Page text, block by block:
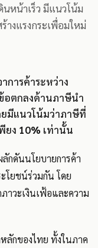
นหน้าเร็ว มีแนวโน้ม
างแรงกระเพื่อมใหม่
การค้าระหว่าง
อตกลงด้านภาษีนำ
มีแนวโน้มว่าภาษีที่
ยง 10% เท่านั้น
กดันนโยบายการค้า
โยชน์ร่วมกัน โดย
าวะเงินเฟ้อและความ
ลักของไทย ทั้งในภาค